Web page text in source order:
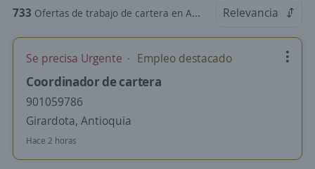
733 Ofertas de trabajo de cartera en Antioquia Relevancia
Se precisa Urgente Empleo destacado
Coordinador de cartera
901059786
Girardota, Antioquia
Hace 2 horas